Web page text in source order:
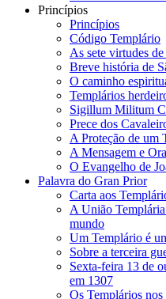
Princípios
Princípios
Código Templário
As sete virtudes
Breve história de
O caminho
Templários
Sigillum Militum
Prece dos
A Proteção de um
A Mensagem e
O Evangelho de
Palavra do Gran Prior
Carta aos
A União
mundo
Um Templário é
Sobre a terceira
Sexta-feira 13 de
em 1307
Os Templários nos